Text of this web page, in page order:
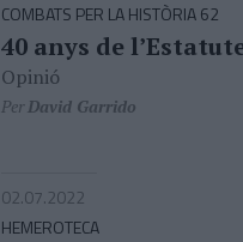
COMBATS PER LA HISTÒRIA 62
40 anys de
Opinió
PerDavid Garrido
02.07.2022
HEMEROTECA